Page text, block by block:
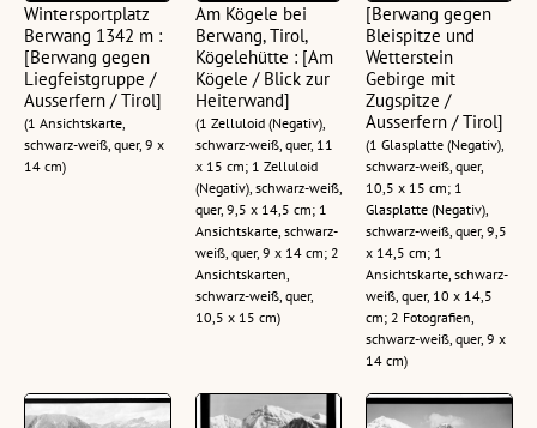
Wintersportplatz
Berwang 1342 m :
[Berwang gegen
Liegfeistgruppe /
Ausserfern / Tirol]
(1 Ansichtskarte,
schwarz-weiß, quer, 9 x
14 cm)
Am Kögele bei
Berwang, Tirol,
Kögelehütte : [Am
Kögele / Blick zur
Heiterwand]
(1 Zelluloid (Negativ),
schwarz-weiß, quer, 11
x 15 cm; 1 Zelluloid
(Negativ), schwarz-weiß,
quer, 9,5 x 14,5 cm; 1
Ansichtskarte, schwarz-
weiß, quer, 9 x 14 cm; 2
Ansichtskarten,
schwarz-weiß, quer,
10,5 x 15 cm)
[Berwang gegen
Bleispitze und
Wetterstein
Gebirge mit
Zugspitze /
Ausserfern / Tirol]
(1 Glasplatte (Negativ),
schwarz-weiß, quer,
10,5 x 15 cm; 1
Glasplatte (Negativ),
schwarz-weiß, quer, 9,5
x 14,5 cm; 1
Ansichtskarte, schwarz-
weiß, quer, 10 x 14,5
cm; 2 Fotografien,
schwarz-weiß, quer, 9 x
14 cm)